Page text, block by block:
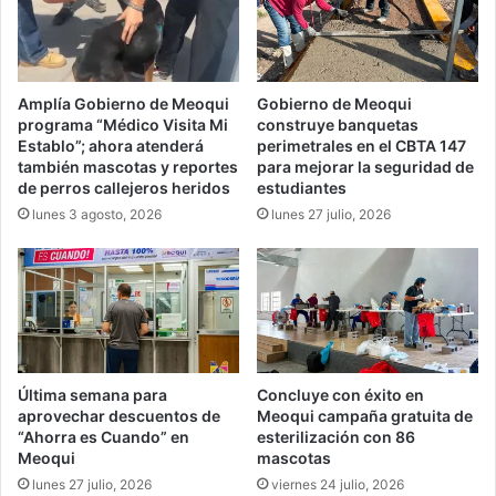
Amplía Gobierno de Meoqui
programa “Médico Visita Mi
Establo”; ahora atenderá
también mascotas y reportes
de perros callejeros heridos
lunes 3 agosto, 2026
Gobierno de Meoqui
construye banquetas
perimetrales en el CBTA 147
para mejorar la seguridad de
estudiantes
lunes 27 julio, 2026
Última semana para
aprovechar descuentos de
“Ahorra es Cuando” en
Meoqui
lunes 27 julio, 2026
Concluye con éxito en
Meoqui campaña gratuita de
esterilización con 86
mascotas
viernes 24 julio, 2026